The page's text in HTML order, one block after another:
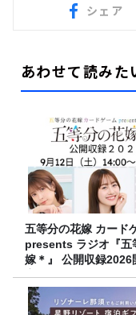
シェア
あわせて読みた
五等分の花嫁 カード
presents ラジオ『五
嫁＊』 公開収録2026
定！